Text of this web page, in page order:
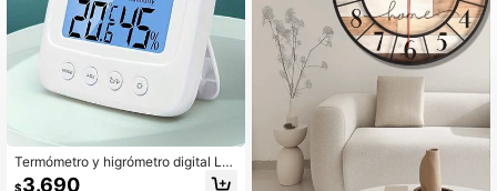
Termómetro y higrómetro digital LC
D grande con reloj - Monitor de tem
$3.690